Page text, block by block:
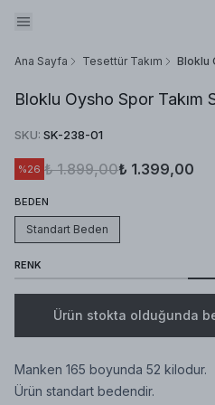
Ana Sayfa Tesettür Takım Bloklu
Bloklu Oysho Spor Takım
SKU: SK-238-01
%26 ₺ 1.899,00₺ 1.399,00
BEDEN
Standart Beden
RENK
Ürün stokta olduğunda
Manken 165 boyunda 52 kilodur.
Ürün standart bedendir.